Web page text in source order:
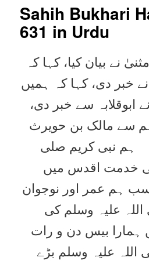
Sahih Bukhari
631 in Urdu
نے بیان کیا، کہا کہ
خبر دی، کہا کہ ہمیں
ابوقلابہ سے خبر دی،
سے مالک بن حویرث
ہم نبی کریم صلی
خدمت اقدس میں
ہم عمر اور نوجوان
علیہ وسلم کی
بیس دن و رات
اللہ علیہ وسلم بڑے